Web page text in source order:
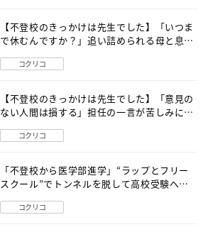
【不登校のきっかけは先生でした】「いつま
で休むんですか？」追い詰められる母と息子
コクリコ
【不登校のきっかけは先生でした】「意見の
ない人間は損する」担任の一言が苦しみに…
コクリコ
「不登校から医学部進学」“ラップとフリー
スクール”でトンネルを脱して高校受験へ
コクリコ